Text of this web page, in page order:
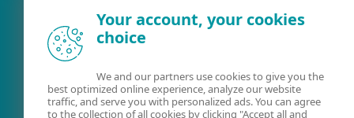
Olemasolev klient?
Your account, your cookies
choice
We and our partners use cookies to give you the
best optimized online experience, analyze our website
traffic, and serve you with personalized ads. You can agree
to the collection of all cookies by clicking "Accept all and